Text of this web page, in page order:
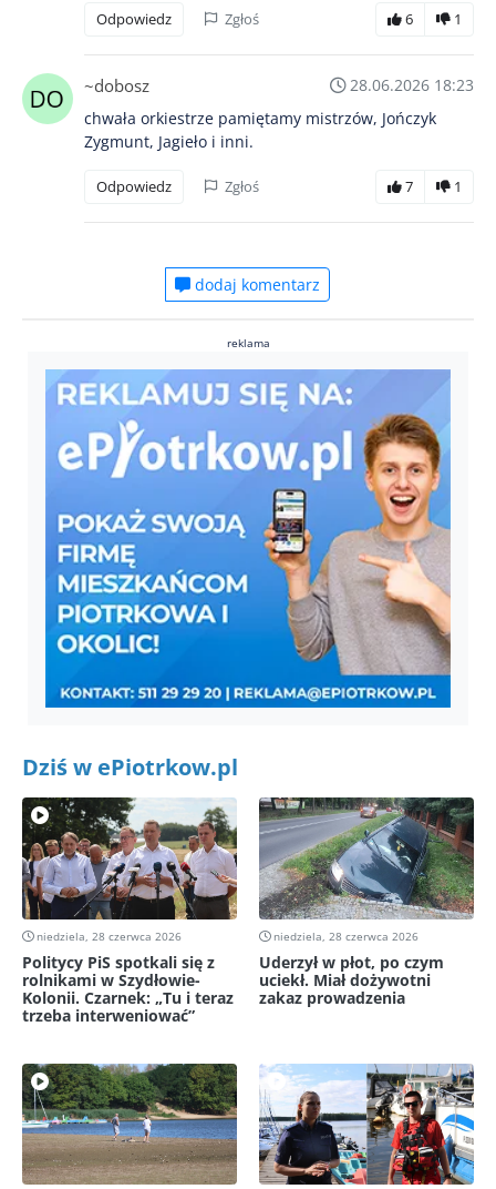
Odpowiedz Zgłoś 6 1
~dobosz
28.06.2026 18:23
chwała orkiestrze pamiętamy mistrzów, Jończyk
Zygmunt, Jagieło i inni.
Odpowiedz Zgłoś 7 1
dodaj komentarz
reklama
Dziś w ePiotrkow.pl
niedziela, 28 czerwca 2026
Politycy PiS spotkali się z
rolnikami w Szydłowie-
Kolonii. Czarnek: „Tu i teraz
trzeba interweniować”
niedziela, 28 czerwca 2026
Uderzył w płot, po czym
uciekł. Miał dożywotni
zakaz prowadzenia